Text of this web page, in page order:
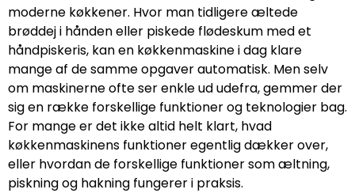
moderne køkkener. Hvor man tidligere æltede
brøddej i hånden eller piskede flødeskum med et
håndpiskeris, kan en køkkenmaskine i dag klare
mange af de samme opgaver automatisk. Men selv
om maskinerne ofte ser enkle ud udefra, gemmer der
sig en række forskellige funktioner og teknologier bag.
For mange er det ikke altid helt klart, hvad
køkkenmaskinens funktioner egentlig dækker over,
eller hvordan de forskellige funktioner som æltning,
piskning og hakning fungerer i praksis.